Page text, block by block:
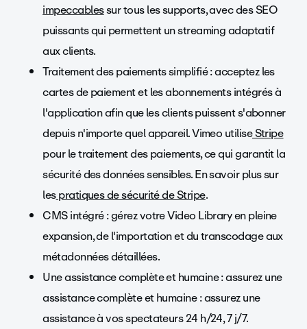
impeccablessur tous les supports, avec des SEO
puissants qui permettent un streaming adaptatif
aux clients.
Traitement des paiements simplifié : acceptez les
cartes de paiement et les abonnements intégrés à
l'application afin que les clients puissent s'abonner
depuis n'importe quel appareil. Vimeo utiliseStripe
pour le traitement des paiements, ce qui garantit la
sécurité des données sensibles. En savoir plus sur
lespratiques de sécurité de Stripe.
CMS intégré : gérez votre Video Library en pleine
expansion, de l'importation et du transcodage aux
métadonnées détaillées.
Une assistance complète et humaine : assurez une
assistance complète et humaine : assurez une
assistance à vos spectateurs 24 h/24, 7 j/7.